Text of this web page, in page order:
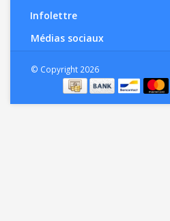
Infolettre
Médias sociaux
© Copyright 2026